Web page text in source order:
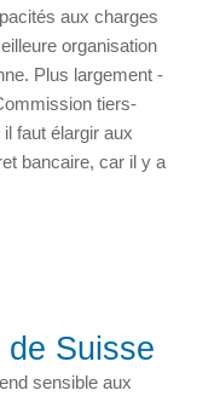
aux charges
organisation
Plus largement -
tiers-
faut élargir aux
bancaire, car il y a
de Suisse
sensible aux